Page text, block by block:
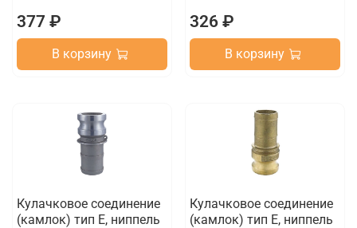
377 ₽
В корзину
326 ₽
В корзину
Кулачковое соединение
(камлок) тип E, ниппель
Кулачковое соединение
(камлок) тип E, ниппель